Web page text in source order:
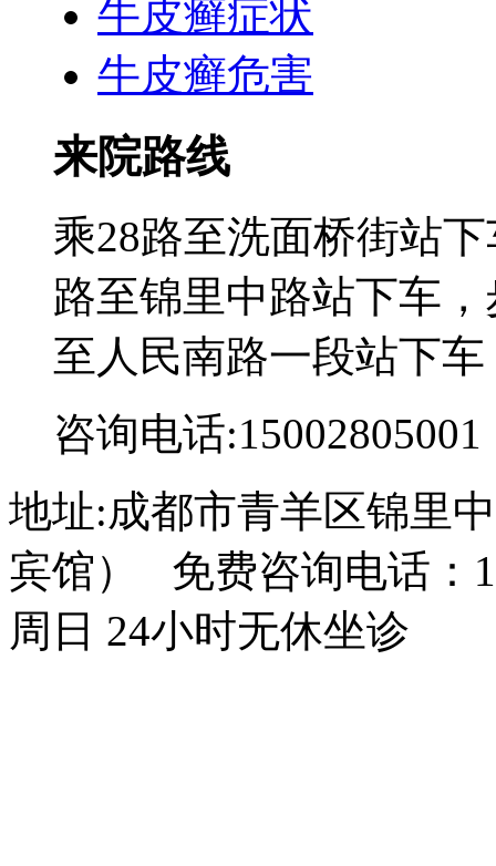
牛皮癣症状
牛皮癣危害
来院路线
乘28路至洗面桥街站
路至锦里中路站下车
至人民南路一段站下
咨询电话:15002805001
地址:成都市青羊区锦里
宾馆） 免费咨询电话：
周日 24小时无休坐诊